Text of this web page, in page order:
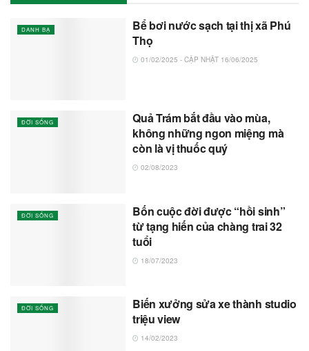
DANH BẠ
Bể bơi nước sạch tại thị xã Phú
Thọ
01/02/2025 - CẬP NHẬT 16/06/2025
ĐỜI SỐNG
Quả Trám bắt đầu vào mùa,
không những ngon miệng mà
còn là vị thuốc quý
02/08/2023
ĐỜI SỐNG
Bốn cuộc đời được “hồi sinh”
từ tạng hiến của chàng trai 32
tuổi
18/07/2023
ĐỜI SỐNG
Biến xưởng sửa xe thành studio
triệu view
14/02/2023